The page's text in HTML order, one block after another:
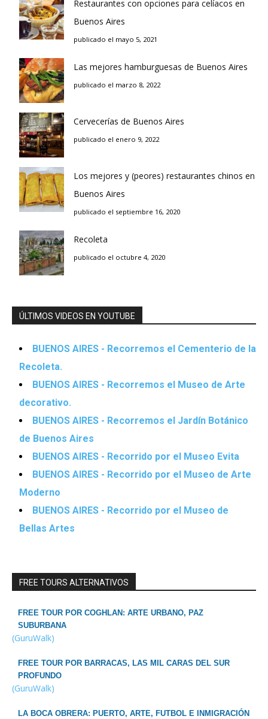
Restaurantes con opciones para celíacos en
Buenos Aires
publicado el mayo 5, 2021
Las mejores hamburguesas de Buenos Aires
publicado el marzo 8, 2022
Cervecerías de Buenos Aires
publicado el enero 9, 2022
Los mejores y (peores) restaurantes chinos en
Buenos Aires
publicado el septiembre 16, 2020
Recoleta
publicado el octubre 4, 2020
ÚLTIMOS VIDEOS EN YOUTUBE
BUENOS AIRES - Recorremos el Cementerio de la
Recoleta.
BUENOS AIRES - Recorremos el Museo de Arte
decorativo.
BUENOS AIRES - Recorremos el Jardín Botánico
de Buenos Aires
BUENOS AIRES - Recorrido por el Museo Evita
BUENOS AIRES - Recorrido por el Museo de Arte
Moderno
BUENOS AIRES - Recorrido por el Museo de
Bellas Artes
FREE TOURS ALTERNATIVOS
FREE TOUR POR COGHLAN: ARTE URBANO, PAZ
SUBURBANA
(GuruWalk)
FREE TOUR POR BARRACAS, LAS MIL CARAS DEL SUR
PROFUNDO
(GuruWalk)
LA BOCA OBRERA: PUERTO, ARTE, FUTBOL E INMIGRACIÓN